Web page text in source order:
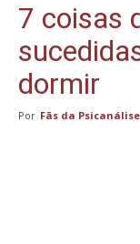
7 coisas
dormir
Por Fãs da Psicanálise